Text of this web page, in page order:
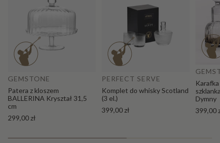
Dodaj do koszyka
GEMSTONE
Patera z kloszem
BALLERINA Kryształ 31,5
cm
299,00 zł
PERFECT SERVE
Komplet do whisky Scotland
(3 el.)
399,00 zł
Dymny
399,00